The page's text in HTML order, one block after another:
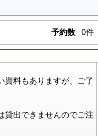
予約数 0件
料もありますが、ご了
貸出できませんのでご注